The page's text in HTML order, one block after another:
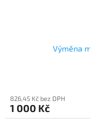
Výměna
826,45 Kč bez DPH
1 000 Kč